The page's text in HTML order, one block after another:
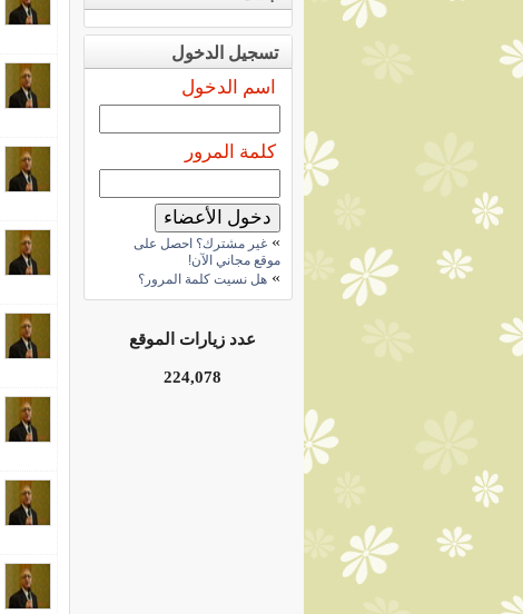
تسجيل الدخول
اسم الدخول
كلمة المرور
» غير مشترك؟ احصل على
موقع مجاني الآن!
» هل نسيت كلمة المرور؟
عدد زيارات الموقع
224,078